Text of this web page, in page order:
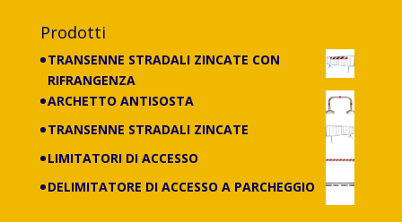
Prodotti
TRANSENNE STRADALI ZINCATE CON
RIFRANGENZA
ARCHETTO ANTISOSTA
TRANSENNE STRADALI ZINCATE
LIMITATORI DI ACCESSO
DELIMITATORE DI ACCESSO A PARCHEGGIO